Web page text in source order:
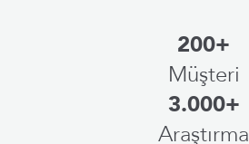
200+
Müşteri
3.000+
Araştırma